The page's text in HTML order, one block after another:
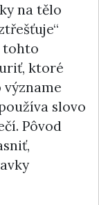
na tělo
tohto
ktoré
význame
slovo
Pôvod